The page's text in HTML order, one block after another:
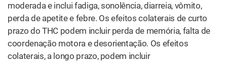
moderada e inclui fadiga, sonolência, diarreia, vômito,
perda de apetite e febre. Os efeitos colaterais de curto
prazo do THC podem incluir perda de memória, falta de
coordenação motora e desorientação. Os efeitos
colaterais, a longo prazo, podem incluir